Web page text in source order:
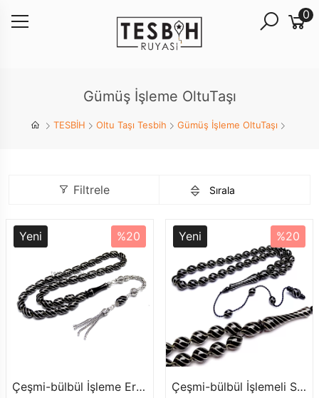
0
Gümüş İşleme OltuTaşı
TESBİH Oltu Taşı Tesbih Gümüş İşleme OltuTaşı
Filtrele
Yeni %20
Çeşmi-bülbül İşleme Erzurum Oltu Taşı Tesbih
Yeni %20
Çeşmi-bülbül İşlemeli Sistemli Erzurum Oltu Tesbihi